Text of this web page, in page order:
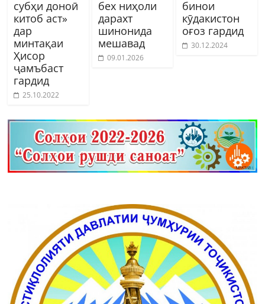
субҳи доноӣ
китоб аст»
дар
минтақаи
Ҳисор
ҷамъбаст
гардид
25.10.2022
бех ниҳоли
дарахт
шинонида
мешавад
09.01.2026
бинои
кӯдакистон
оғоз гардид
30.12.2024